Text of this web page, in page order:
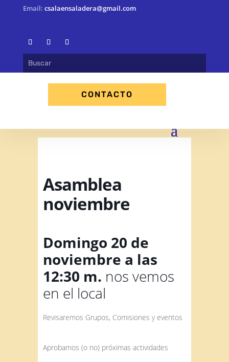
Email: csalaensaladera@gmail.com
CONTACTO
Asamblea
noviembre
Domingo 20 de
noviembre a las
12:30 m. nos vemos
en el local
Revisaremos Grupos, Comisiones y eventos
Aprobamos (o no) próximas actividades